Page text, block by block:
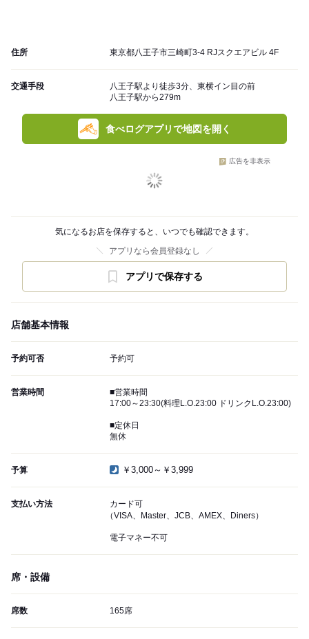
住所 東京都八王子市三崎町3-4 RJスクエアビル 4F
交通手段
八王子駅より徒歩3分、東横イン目の前
八王子駅から279m
食べログアプリで地図を開く
広告を非表示
気になるお店を保存すると、いつでも確認できます。
アプリなら会員登録なし
アプリで保存する
店舗基本情報
予約可否 予約可
営業時間
■営業時間
17:00～23:30(料理L.O.23:00 ドリンクL.O.23:00)
■定休日
無休
予算 ￥3,000～￥3,999
支払い方法
カード可
（VISA、Master、JCB、AMEX、Diners）
電子マネー不可
席・設備
席数 165席